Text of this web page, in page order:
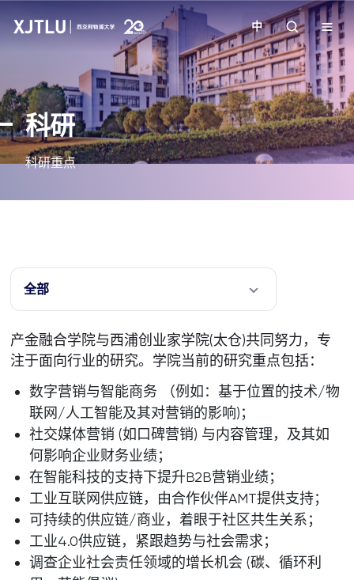
教学
招生
中
科研
科研重点
全部
产金融合学院与西浦创业家学院(太仓)共同努力，专
注于面向行业的研究。学院当前的研究重点包括：
数字营销与智能商务 （例如：基于位置的技术/物
联网/人工智能及其对营销的影响)；
社交媒体营销 (如口碑营销) 与内容管理，及其如
何影响企业财务业绩；
在智能科技的支持下提升B2B营销业绩；
工业互联网供应链，由合作伙伴AMT提供支持；
可持续的供应链/商业，着眼于社区共生关系；
工业4.0供应链，紧跟趋势与社会需求；
调查企业社会责任领域的增长机会 (碳、循环利